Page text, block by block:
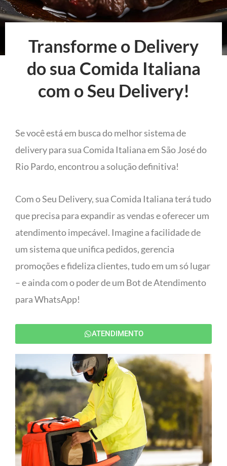
Transforme o Delivery
do sua Comida Italiana
com o Seu Delivery!
Se você está em busca do melhor sistema de
delivery para sua Comida Italiana em São José do
Rio Pardo, encontrou a solução definitiva!
Com o Seu Delivery, sua Comida Italiana terá tudo
que precisa para expandir as vendas e oferecer um
atendimento impecável. Imagine a facilidade de
um sistema que unifica pedidos, gerencia
promoções e fideliza clientes, tudo em um só lugar
– e ainda com o poder de um Bot de Atendimento
para WhatsApp!
ATENDIMENTO